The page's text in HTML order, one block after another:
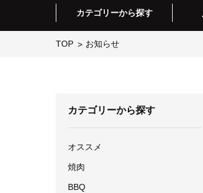
カテゴリーから探す
TOP お知らせ
カテゴリーから探す
オススメ
焼肉
BBQ